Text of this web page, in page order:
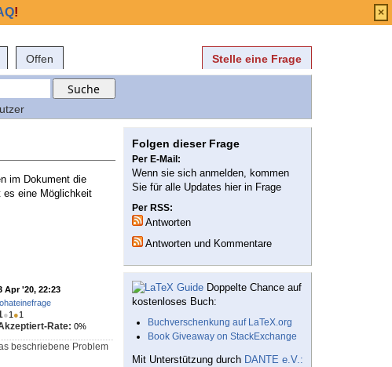
Offen Stelle eine Frage
im Dokument die
es eine Möglichkeit
Apr '20, 22:23
●1 ●1
Rate: 0%
beschriebene Problem
Folgen dieser Frage
Per E-Mail:
Wenn sie sich anmelden, kommen
Sie für alle Updates hier in Frage
Per RSS:
Antworten
Antworten und Kommentare
Doppelte Chance auf
kostenloses Buch:
Buchverschenkung auf LaTeX.org
Book Giveaway on StackExchange
Mit Unterstützung durch DANTE e.V.:
! ×